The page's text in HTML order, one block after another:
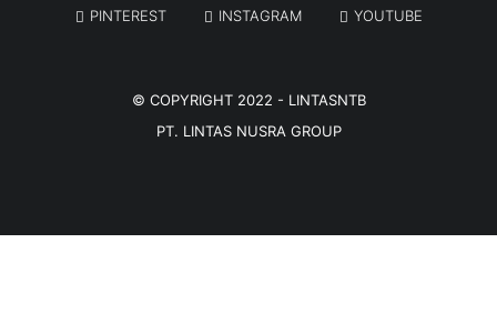
PINTEREST
INSTAGRAM YOUTUBE
© COPYRIGHT 2022 - LINTASNTB
PT. LINTAS NUSRA GROUP